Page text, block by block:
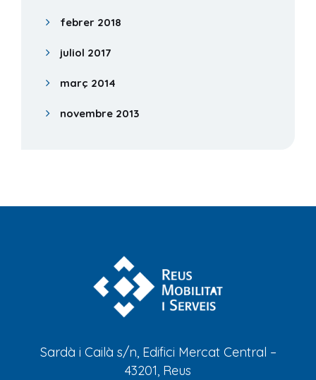
febrer 2018
juliol 2017
març 2014
novembre 2013
Sardà i Cailà s/n, Edifici Mercat Central –
43201, Reus